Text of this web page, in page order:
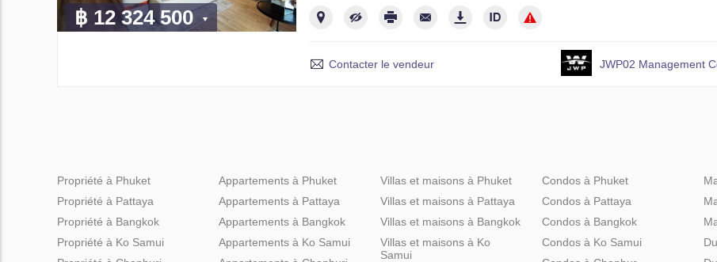
฿ 12 324 500
Contacter le vendeur JWP02 Management
Propriété à Phuket
Propriété à Pattaya
Propriété à Bangkok
Propriété à Ko Samui
Appartements à Phuket
Appartements à Pattaya
Appartements à Bangkok
Appartements à Ko Samui
Villas et maisons à Phuket
Villas et maisons à Pattaya
Villas et maisons à Bangkok
Villas et maisons à Ko
Samui
Condos à Phuket
Condos à Pattaya
Condos à Bangkok
Condos à Ko Samui